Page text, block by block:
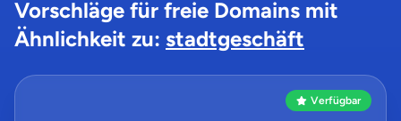
Vorschläge für freie Domains mit
Ähnlichkeit zu: stadtgeschäft
Verfügbar